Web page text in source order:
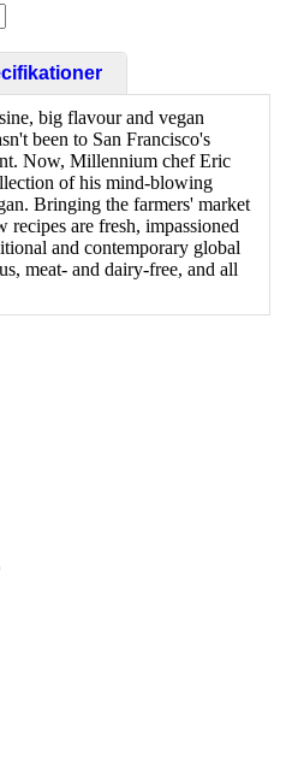
big flavour and vegan
been to San Francisco's
Now, Millennium chef Eric
of his mind-blowing
Bringing the farmers' market
are fresh, impassioned
and contemporary global
meat- and dairy-free, and all